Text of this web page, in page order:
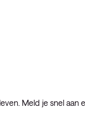
Meld je snel aan